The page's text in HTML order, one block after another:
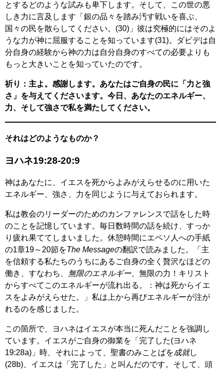
とするどのような試みも卑下します。そして、この世の悪
しき力に言及します「銀の品々を踏み汚す戦いを喜ぶ、
国々の民を散らしてください。(30)」彼は究極的にはそのよ
うな力が神に屈服することを知っています(31)。ダビデは自
分自身の経験から神の力は自分自身のすべての必要よりも
もっと大きいことを知っていたのです。
祈り：主よ。感謝します。あなたはご自身の民に「力と強
さ」を与えてくださいます。今日、あなたのエネルギー、
力、そして強さで私を満たしてください。
それはどのようなものか？
ヨハネ19:28-20:9
神はあなたに、イエスを死からよみがえらせるのに用いた
エネルギー、強さ、力を同じように与えておられます。
私は教会のリーダーのためのカンファレンスで話をした時
のことを記憶しています。毎日数時間の話を続け、すっか
り疲れ果ててしまいました。休憩時間にエペソ人への手紙
の1章19～20節をThe Messageの翻訳で読みました。「主
を信頼する私たちのうちにあるご自身の全く贅沢なほどの
働き、すなわち、 無限のエネルギー、無限の力！キリスト
からすべてこのエネルギーが流れ出る。：神は死からイエ
スをよみがえらせた。」私は上から再びエネルギーが注が
れるのを感じました。
この箇所で、ヨハネはイエスが本当に死んだことを強調し
ています。イエスがご自身の御業を「完了した(ヨハネ
19:28a)」時、それによって、聖書のみことばを成就し
(28b)、イエスは「完了した」と叫んだのです。そして、頭